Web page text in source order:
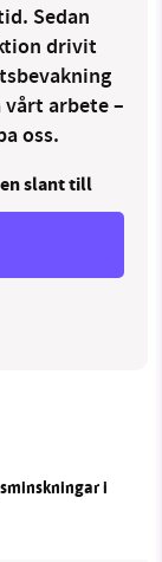
Sedan
drivit
arbete –
oss.
slant till
i